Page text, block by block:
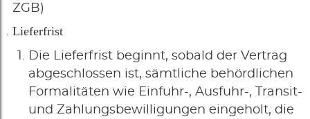
ZGB)
Lieferfrist
Die Lieferfrist beginnt, sobald der Vertrag
abgeschlossen ist, sämtliche behördlichen
Formalitäten wie Einfuhr-, Ausfuhr-, Transit-
und Zahlungsbewilligungen eingeholt, die